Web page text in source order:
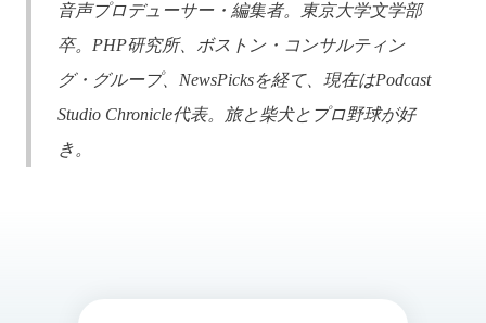
音声プロデューサー・編集者。東京大学文学部
卒。PHP研究所、ボストン・コンサルティン
グ・グループ、NewsPicksを経て、現在はPodcast
Studio Chronicle代表。旅と柴犬とプロ野球が好
き。